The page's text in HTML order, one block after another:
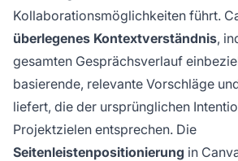
Kollaborationsmöglichkeiten führt.
überlegenes Kontextverständnis,
gesamten Gesprächsverlauf
basierende, relevante Vorschläge
liefert, die der ursprünglichen
Projektzielen entsprechen. Die
Seitenleistenpositionierung in